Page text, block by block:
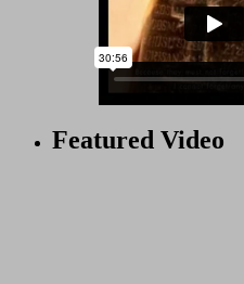
Featured Video